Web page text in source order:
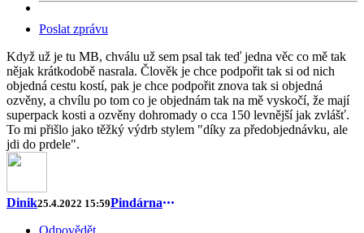
Poslat zprávu
Když už je tu MB, chválu už sem psal tak teď jedna věc co mě tak
nějak krátkodobě nasrala. Člověk je chce podpořit tak si od nich
objedná cestu kostí, pak je chce podpořit znova tak si objedná
ozvěny, a chvílu po tom co je objednám tak na mě vyskočí, že mají
superpack kosti a ozvěny dohromady o cca 150 levnější jak zvlášť.
To mi přišlo jako těžký výdrb stylem "díky za předobjednávku, ale
jdi do prdele".
Dinik25.4.2022 15:59Pindárna
Odpovědět